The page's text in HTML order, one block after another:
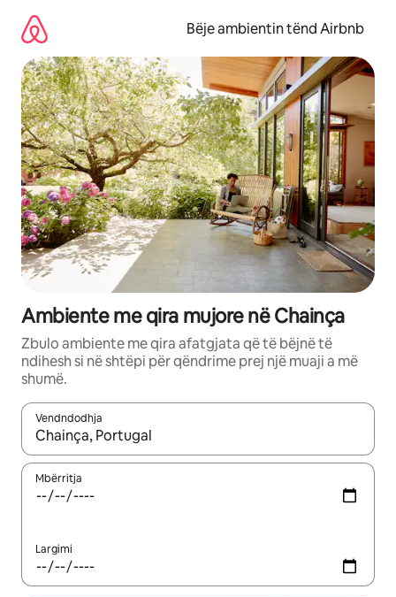
përmbajtja
Bëje ambientin tënd Airbnb
Ambiente me qira mujore në Chainça
Zbulo ambiente me qira afatgjata që të bëjnë të
ndihesh si në shtëpi për qëndrime prej një muaji a më
shumë.
Vendndodhja
Kur rezultatet të jenë të disponueshme, lëviz me butonat e
Mbërritja
Largimi